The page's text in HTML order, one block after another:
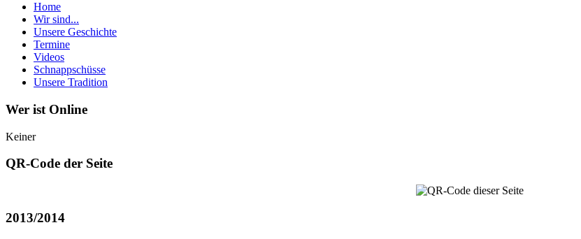
Home
Wir sind...
Unsere Geschichte
Termine
Videos
Schnappschüsse
Unsere Tradition
Wer ist Online
Keiner
QR-Code der Seite
2013/2014